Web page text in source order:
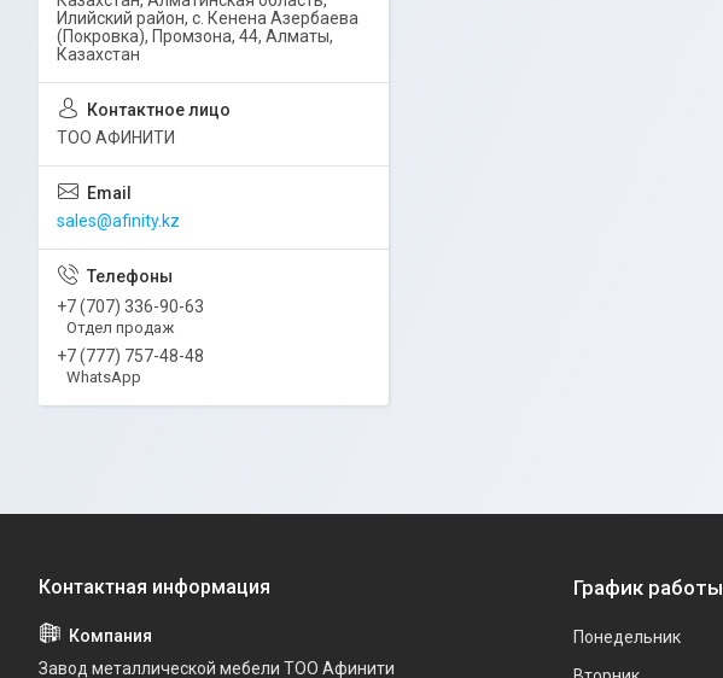
Илийский район, ​с. Кенена Азербаева
(Покровка), Промзона, 44​, Алматы,
Казахстан
ТОО АФИНИТИ
sales@afinity.kz
+7 (707) 336-90-63
Отдел продаж
+7 (777) 757-48-48
WhatsApp
Завод металлической мебели ТОО Афинити
График работы
Понедельник